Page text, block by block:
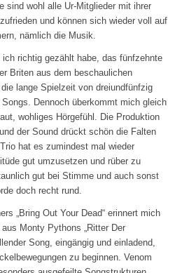
sind wohl alle Ur-Mitglieder mit ihrer
und können sich wieder voll auf
nämlich die Musik.
richtig gezählt habe, das fünfzehnte
Briten aus dem beschaulichen
lange Spielzeit von dreiundfünfzig
Dennoch überkommt mich gleich
wohliges Hörgefühl. Die Produktion
der Sound drückt schön die Falten
hat es zumindest mal wieder
gut umzusetzen und rüber zu
gut bei Stimme und auch sonst
doch recht rund.
„Bring Out Your Dead“ erinnert mich
Monty Pythons „Ritter Der
Song, eingängig und einladend,
zu beginnen. Venom